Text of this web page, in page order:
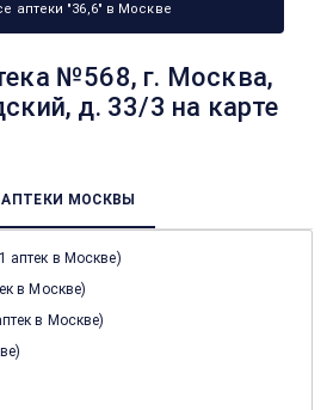
аптеки "36,6" в Москве
№568, г. Москва,
д. 33/3 на карте
МОСКВЫ
аптек в Москве)
в Москве)
в Москве)
)